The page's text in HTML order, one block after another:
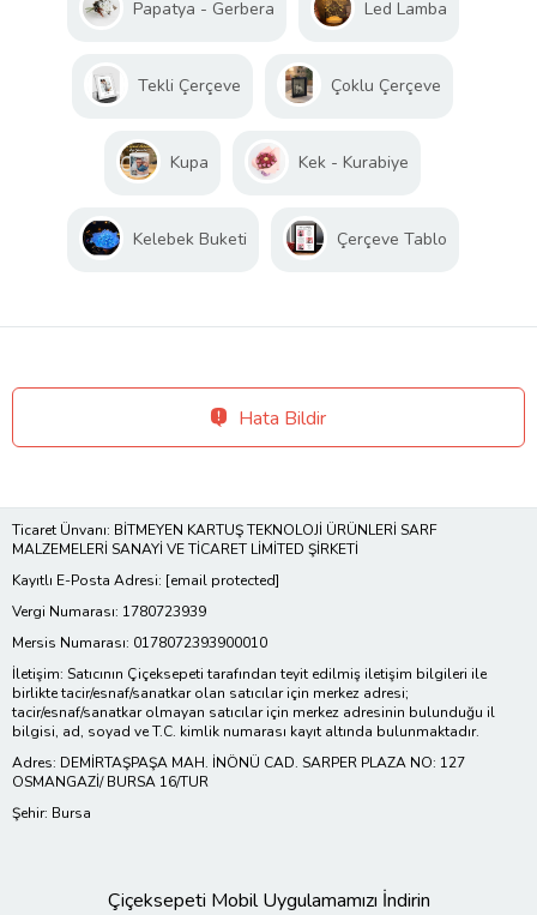
Papatya - Gerbera Led Lamba
Tekli Çerçeve Çoklu Çerçeve
Kupa Kek - Kurabiye
Kelebek Buketi Çerçeve Tablo
Hata Bildir
Ticaret Ünvanı: BİTMEYEN KARTUŞ TEKNOLOJİ ÜRÜNLERİ SARF
MALZEMELERİ SANAYİ VE TİCARET LİMİTED ŞİRKETİ
Kayıtlı E-Posta Adresi: [email protected]
Vergi Numarası: 1780723939
Mersis Numarası: 0178072393900010
İletişim: Satıcının Çiçeksepeti tarafından teyit edilmiş iletişim bilgileri ile
birlikte tacir/esnaf/sanatkar olan satıcılar için merkez adresi;
tacir/esnaf/sanatkar olmayan satıcılar için merkez adresinin bulunduğu il
bilgisi, ad, soyad ve T.C. kimlik numarası kayıt altında bulunmaktadır.
Adres: DEMİRTAŞPAŞA MAH. İNÖNÜ CAD. SARPER PLAZA NO: 127
OSMANGAZİ/ BURSA 16/TUR
Şehir: Bursa
Çiçeksepeti Mobil Uygulamamızı İndirin